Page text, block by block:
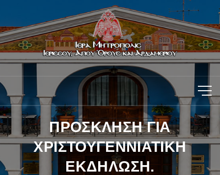
ΠΡΟΣΚΛΗΣΗ ΓΙΑ
ΧΡΙΣΤΟΥΓΕΝΝΙΑΤΙΚΗ
ΕΚΔΗΛΩΣΗ.